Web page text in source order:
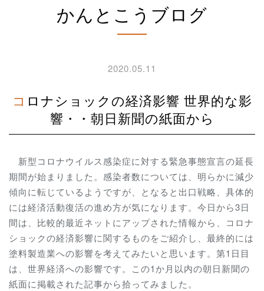
かんとこうブログ
2020.05.11
コロナショックの経済影響 世界的な影
響・・朝日新聞の紙面から
新型コロナウイルス感染症に対する緊急事態宣言の延長
期間が始まりました。感染者数については、明らかに減少
傾向に転じているようですが、となると出口戦略、具体的
には経済活動復活の進め方が気になります。今日から3日
間は、比較的最近ネットにアップされた情報から、コロナ
ショックの経済影響に関するものをご紹介し、最終的には
塗料製造業への影響を考えてみたいと思います。第1日目
は、世界経済への影響です。この1か月以内の朝日新聞の
紙面に掲載された記事から拾ってみました。